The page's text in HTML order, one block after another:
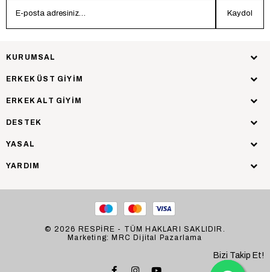
Kaydol
KURUMSAL
ERKEK ÜST GİYİM
ERKEK ALT GİYİM
DESTEK
YASAL
YARDIM
© 2026 RESPİRE - TÜM HAKLARI SAKLIDIR.
Marketing: MRC Dijital Pazarlama
Bizi Takip Et!